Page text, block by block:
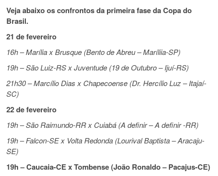
Veja abaixo os confrontos da primeira fase da Copa do
Brasil.
21 de fevereiro
16h – Marília x Brusque (Bento de Abreu – Maríliia-SP)
19h – São Luiz-RS x Juventude (19 de Outubro – Ijuí-RS)
21h30 – Marcílio Dias x Chapecoense (Dr. Hercílio Luz – Itajaí-
SC)
22 de fevereiro
19h – São Raimundo-RR x Cuiabá (A definir – A definir -RR)
19h – Falcon-SE x Volta Redonda (Lourival Baptista – Aracaju-
SE)
19h – Caucaia-CE x Tombense (João Ronaldo – Pacajus-CE)